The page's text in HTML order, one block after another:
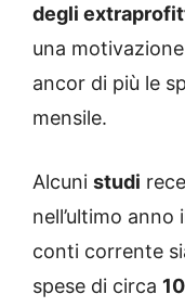
degli
una
ancor di più le
mensile.
Alcuni studi
nell’ultimo
conti corrente
spese di circa